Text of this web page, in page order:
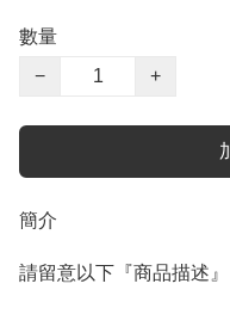
數量
−
+
簡介
請留意以下『商品描述』